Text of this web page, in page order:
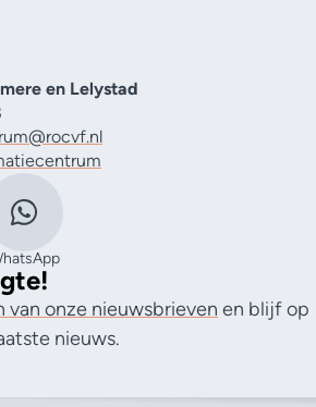
en Lelystad
van onze nieuwsbrieven en blijf op
nieuws.